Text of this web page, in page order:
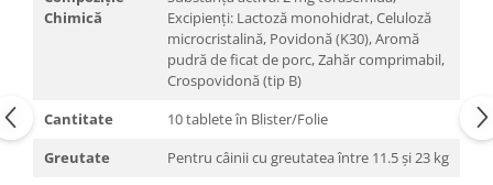
Chimică
Excipienți: Lactoză monohidrat, Celuloză
microcristalină, Povidonă (K30), Aromă
pudră de ficat de porc, Zahăr comprimabil,
Crospovidonă (tip B)
Cantitate
10 tablete în Blister/Folie
Greutate
Pentru câinii cu greutatea între 11.5 și 23 kg